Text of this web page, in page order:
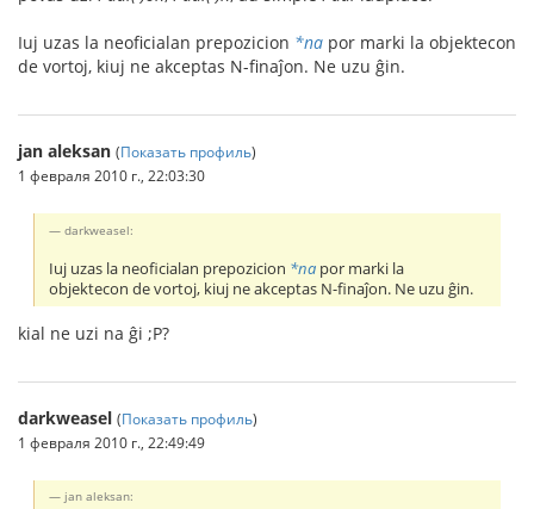
Iuj uzas la neoficialan prepozicion *na por marki la objektecon
de vortoj, kiuj ne akceptas N-finaĵon. Ne uzu ĝin.
jan aleksan (Показать профиль)
1 февраля 2010 г., 22:03:30
darkweasel:
Iuj uzas la neoficialan prepozicion *na por marki la
objektecon de vortoj, kiuj ne akceptas N-finaĵon. Ne uzu ĝin.
kial ne uzi na ĝi ;P?
darkweasel (Показать профиль)
1 февраля 2010 г., 22:49:49
jan aleksan: